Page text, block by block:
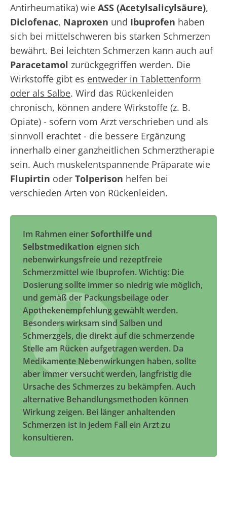
Antirheumatika) wie ASS (Acetylsalicylsäure),
Diclofenac, Naproxen und Ibuprofen haben
sich bei mittelschweren bis starken Schmerzen
bewährt. Bei leichten Schmerzen kann auch auf
Paracetamol zurückgegriffen werden. Die
Wirkstoffe gibt es entweder in Tablettenform
oder als Salbe. Wird das Rückenleiden
chronisch, können andere Wirkstoffe (z. B.
Opiate) - sofern vom Arzt verschrieben und als
sinnvoll erachtet - die bessere Ergänzung
innerhalb einer ganzheitlichen Schmerztherapie
sein. Auch muskelentspannende Präparate wie
Flupirtin oder Tolperison helfen bei
verschieden Arten von Rückenleiden.
Im Rahmen einerSoforthilfe und
Selbstmedikation eignen sich
nebenwirkungsfreie und rezeptfreie
Schmerzmittel wie Ibuprofen. Wichtig: Die
Dosierung sollte immer so niedrig wie möglich,
und gemäß der Packungsbeilage oder
Apothekenempfehlung gewählt werden.
Besonders wirksam sind Salben und
Schmerzgels, die direkt auf die schmerzende
Stelle am Rücken aufgetragen werden. Da
Medikamente Nebenwirkungen haben, sollte
aber immer versucht werden, langfristig die
Ursache des Schmerzes zu bekämpfen. Auch
alternative Behandlungsmethoden können
Wirkung zeigen. Bei länger anhaltenden
Schmerzen ist in jedem Fall ein Arzt zu
konsultieren.